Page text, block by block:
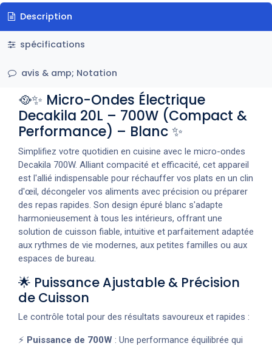
Description
spécifications
avis & amp; Notation
🥘✨ Micro-Ondes Électrique
Decakila 20L – 700W (Compact &
Performance) – Blanc ✨
Simplifiez votre quotidien en cuisine avec le micro-ondes
Decakila 700W. Alliant compacité et efficacité, cet appareil
est l'allié indispensable pour réchauffer vos plats en un clin
d'œil, décongeler vos aliments avec précision ou préparer
des repas rapides. Son design épuré blanc s'adapte
harmonieusement à tous les intérieurs, offrant une
solution de cuisson fiable, intuitive et parfaitement adaptée
aux rythmes de vie modernes, aux petites familles ou aux
espaces de bureau.
🌟 Puissance Ajustable & Précision
de Cuisson
Le contrôle total pour des résultats savoureux et rapides :
⚡ Puissance de 700W : Une performance équilibrée qui